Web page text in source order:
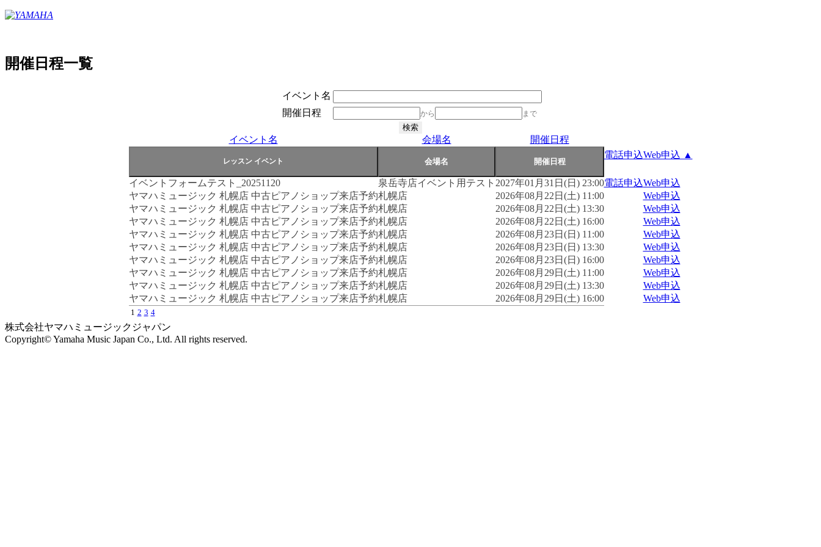
開催日程一覧
イベント名
開催日程
から まで
イベント名 会場名
開催日程
電話申込Web申込 ▲
イベントフォームテスト_20251120 泉岳寺店イベント用テスト 2027年01月31日(日) 23:00電話申込Web申込
ヤマハミュージック 札幌店 中古ピアノショップ来店予約札幌店 2026年08月22日(土) 11:00
Web申込
ヤマハミュージック 札幌店 中古ピアノショップ来店予約札幌店 2026年08月22日(土) 13:30
Web申込
ヤマハミュージック 札幌店 中古ピアノショップ来店予約札幌店 2026年08月22日(土) 16:00
Web申込
ヤマハミュージック 札幌店 中古ピアノショップ来店予約札幌店 2026年08月23日(日) 11:00
Web申込
ヤマハミュージック 札幌店 中古ピアノショップ来店予約札幌店 2026年08月23日(日) 13:30
Web申込
ヤマハミュージック 札幌店 中古ピアノショップ来店予約札幌店 2026年08月23日(日) 16:00
Web申込
ヤマハミュージック 札幌店 中古ピアノショップ来店予約札幌店 2026年08月29日(土) 11:00
Web申込
ヤマハミュージック 札幌店 中古ピアノショップ来店予約札幌店 2026年08月29日(土) 13:30
Web申込
ヤマハミュージック 札幌店 中古ピアノショップ来店予約札幌店 2026年08月29日(土) 16:00 Web申込
1 2 3 4
株式会社ヤマハミュージックジャパン
Copyright© Yamaha Music Japan Co., Ltd. All rights reserved.